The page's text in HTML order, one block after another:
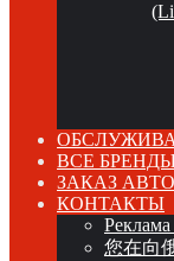
ВСЕ
ЗАКАЗ
КОНТАКТЫ
Реклама
您在向